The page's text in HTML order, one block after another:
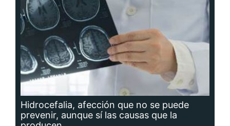
Hidrocefalia, afección que no se puede
prevenir, aunque sí las causas que la